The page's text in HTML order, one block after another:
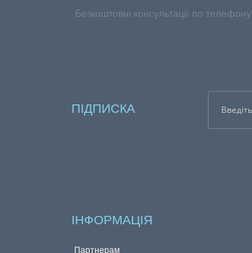
Безкоштовні консультації по телефону
ПІДПИСКА
ІНФОРМАЦІЯ
Партнерам